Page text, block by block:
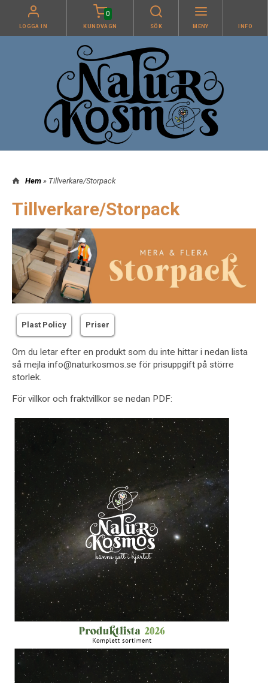
LOGGA IN
0
KUNDVAGN SÖK MENY INFO
Hem » Tillverkare/Storpack
Tillverkare/Storpack
Plast Policy Priser
Om du letar efter en produkt som du inte hittar i nedan lista
så mejla info@naturkosmos.se för prisuppgift på större
storlek.
För villkor och fraktvillkor se nedan PDF: